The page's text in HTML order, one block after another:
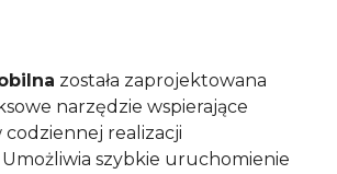
została zaprojektowana
narzędzie wspierające
codziennej realizacji
Umożliwia szybkie uruchomienie